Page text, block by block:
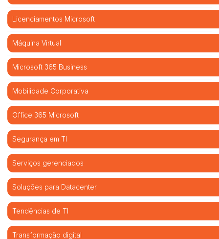
Licenciamentos Microsoft
Máquina Virtual
Microsoft 365 Business
Mobilidade Corporativa
Office 365 Microsoft
Segurança em TI
Serviços gerenciados
Soluções para Datacenter
Tendências de TI
Transformação digital